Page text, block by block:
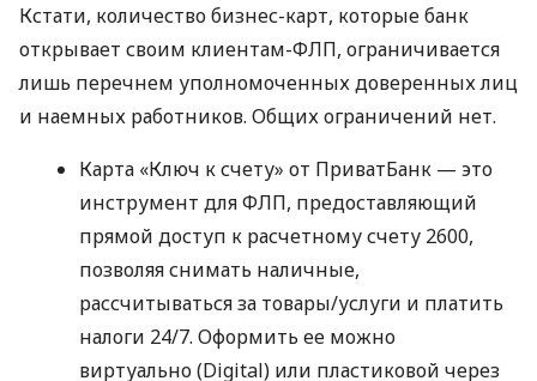
Кстати, количество бизнес-карт, которые банк
открывает своим клиентам-ФЛП, ограничивается
лишь перечнем уполномоченных доверенных лиц
и наемных работников. Общих ограничений нет.
Карта «Ключ к счету» от ПриватБанк — это
инструмент для ФЛП, предоставляющий
прямой доступ к расчетному счету 2600,
позволяя снимать наличные,
рассчитываться за товары/услуги и платить
налоги 24/7. Оформить ее можно
виртуально (Digital) или пластиковой через